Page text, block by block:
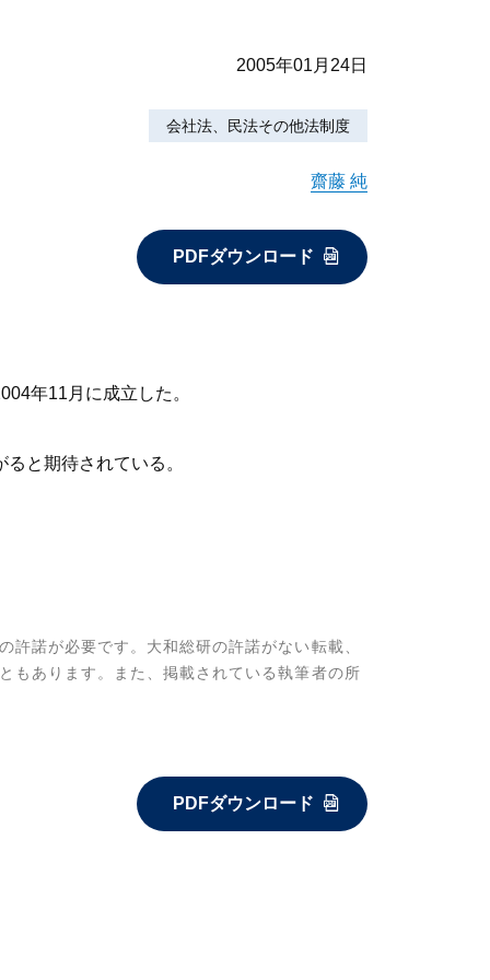
2005年01月24日
会社法、民法その他法制度
齋藤 純
PDFダウンロード
年11月に成立した。
と期待されている。
諾が必要です。大和総研の許諾がない転載、
もあります。また、掲載されている執筆者の所
PDFダウンロード